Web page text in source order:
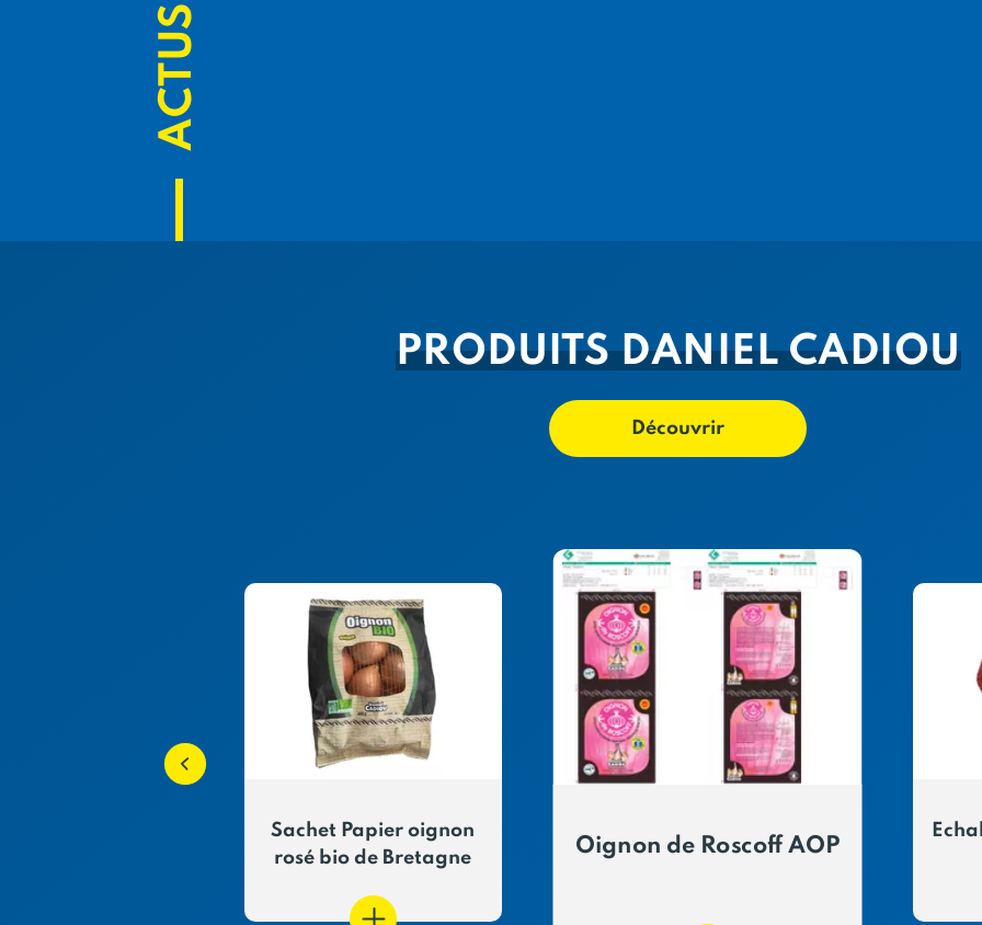
ACTUS
PRODUITS DANIEL CADIOU
Découvrir
Sachet Papier oignon
rosé bio de Bretagne
Oignon de Roscoff AOP